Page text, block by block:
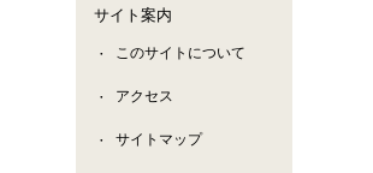
サイト案内
このサイトについて
アクセス
サイトマップ